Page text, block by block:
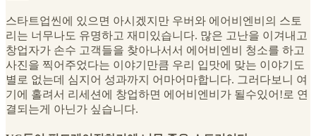
스타트업씬에 있으면 아시겠지만 우버와 에어비엔비의 스토
리는 너무나도 유명하고 재미있습니다. 많은 고난을 이겨내고
창업자가 손수 고객들을 찾아나서서 에어비엔비 청소를 하고
사진을 찍어주었다는 이야기만큼 우리 입맛에 맞는 이야기도
별로 없는데 심지어 성과까지 어마어마합니다. 그러다보니 여
기에 홀려서 리세션에 창업하면 에어비엔비가 될수있어!로 연
결되는게 아닌가 싶습니다.